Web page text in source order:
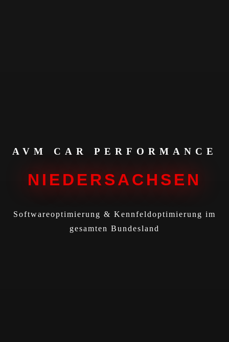
AVM CAR PERFORMANCE
NIEDERSACHSEN
Softwareoptimierung & Kennfeldoptimierung im
gesamten Bundesland